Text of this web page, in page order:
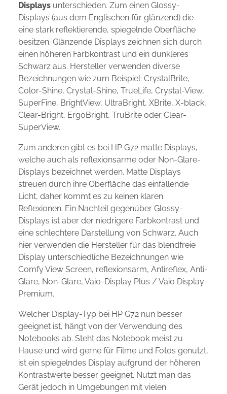
Displays unterschieden. Zum einen Glossy-
Displays (aus dem Englischen für glänzend) die
eine stark reflektierende, spiegelnde Oberfläche
besitzen. Glänzende Displays zeichnen sich durch
einen höheren Farbkontrast und ein dunkleres
Schwarz aus. Hersteller verwenden diverse
Bezeichnungen wie zum Beispiel: CrystalBrite,
Color-Shine, Crystal-Shine, TrueLife, Crystal-View,
SuperFine, BrightView, UltraBright, XBrite, X-black,
Clear-Bright, ErgoBright, TruBrite oder Clear-
SuperView.
Zum anderen gibt es bei HP G72 matte Displays,
welche auch als reflexionsarme oder Non-Glare-
Displays bezeichnet werden. Matte Displays
streuen durch ihre Oberfläche das einfallende
Licht, daher kommt es zu keinen klaren
Reflexionen. Ein Nachteil gegenüber Glossy-
Displays ist aber der niedrigere Farbkontrast und
eine schlechtere Darstellung von Schwarz. Auch
hier verwenden die Hersteller für das blendfreie
Display unterschiedliche Bezeichnungen wie
Comfy View Screen, reflexionsarm, Antireflex, Anti-
Glare, Non-Glare, Vaio-Display Plus / Vaio Display
Premium.
Welcher Display-Typ bei HP G72 nun besser
geeignet ist, hängt von der Verwendung des
Notebooks ab. Steht das Notebook meist zu
Hause und wird gerne für Filme und Fotos genutzt,
ist ein spiegelndes Display aufgrund der höheren
Kontrastwerte besser geeignet. Nutzt man das
Gerät jedoch in Umgebungen mit vielen